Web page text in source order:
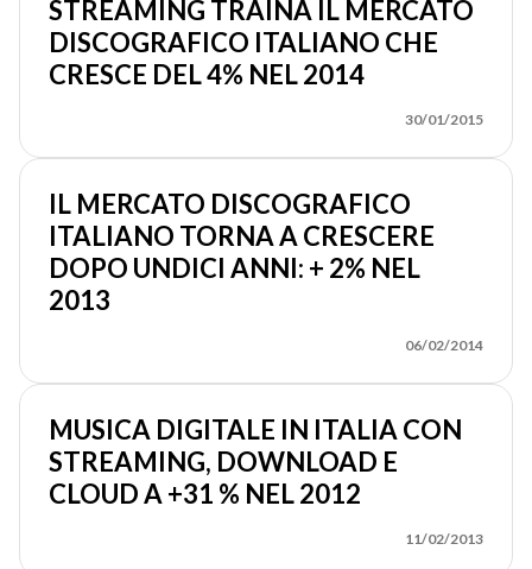
STREAMING TRAINA IL MERCATO
DISCOGRAFICO ITALIANO CHE
CRESCE DEL 4% NEL 2014
30/01/2015
IL MERCATO DISCOGRAFICO
ITALIANO TORNA A CRESCERE
DOPO UNDICI ANNI: + 2% NEL
2013
06/02/2014
MUSICA DIGITALE IN ITALIA CON
STREAMING, DOWNLOAD E
CLOUD A +31 % NEL 2012
11/02/2013